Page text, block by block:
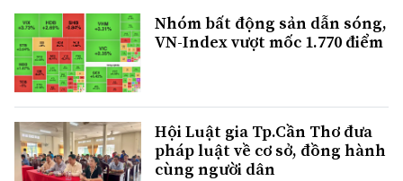
Nhóm bất động sản dẫn sóng,
VN-Index vượt mốc 1.770 điểm
Hội Luật gia Tp.Cần Thơ đưa
pháp luật về cơ sở, đồng hành
cùng người dân